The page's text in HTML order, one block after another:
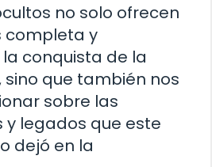
no solo ofrecen
completa y
conquista de la
sino que también nos
sobre las
y legados que este
dejó en la